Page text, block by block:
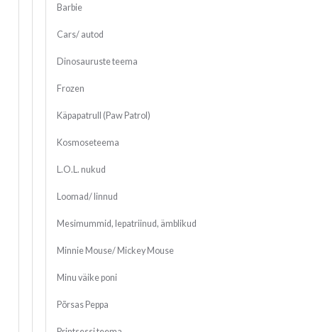
Barbie
Cars/ autod
Dinosauruste teema
Frozen
Käpapatrull (Paw Patrol)
Kosmoseteema
L.O.L. nukud
Loomad/ linnud
Mesimummid, lepatriinud, ämblikud
Minnie Mouse/ Mickey Mouse
Minu väike poni
Põrsas Peppa